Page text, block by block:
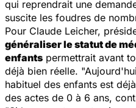
qui reprendrait une
suscite les foudres de
Pour Claude Leicher,
généraliser le statut de
enfants permettrait avant
déjà bien réelle.
habituel des enfants est
des actes de 0 à 6 ans,